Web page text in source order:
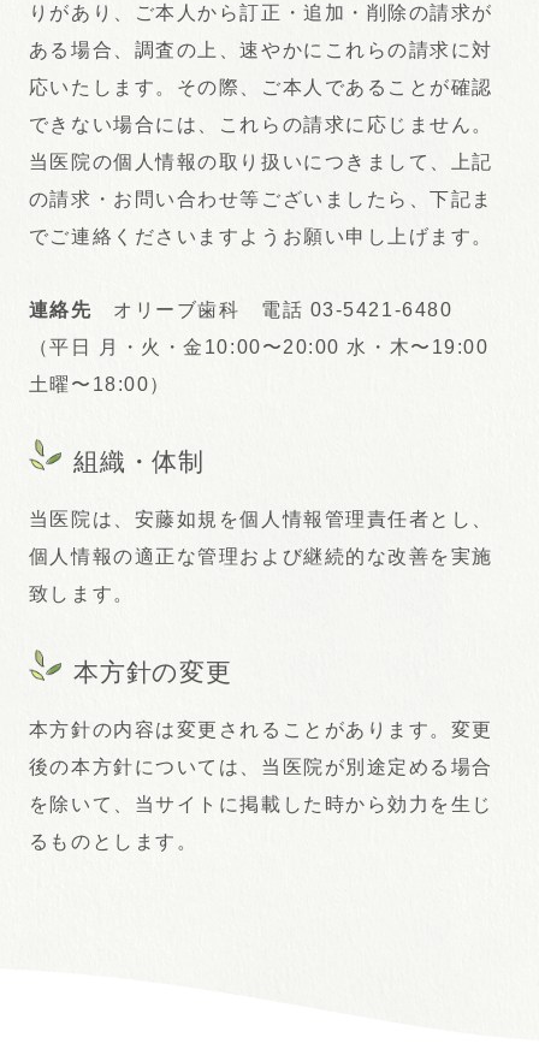
りがあり、ご本人から訂正・追加・削除の請求が
ある場合、調査の上、速やかにこれらの請求に対
応いたします。その際、ご本人であることが確認
できない場合には、これらの請求に応じません。
当医院の個人情報の取り扱いにつきまして、上記
の請求・お問い合わせ等ございましたら、下記ま
でご連絡くださいますようお願い申し上げます。
連絡先 オリーブ歯科 電話 03-5421-6480
（平日 月・火・金10:00〜20:00 水・木〜19:00
土曜〜18:00）
組織・体制
当医院は、安藤如規を個人情報管理責任者とし、
個人情報の適正な管理および継続的な改善を実施
致します。
本方針の変更
本方針の内容は変更されることがあります。変更
後の本方針については、当医院が別途定める場合
を除いて、当サイトに掲載した時から効力を生じ
るものとします。